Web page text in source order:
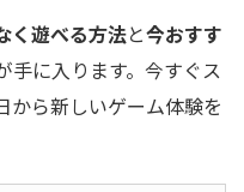
く遊べる方法と今おすす
手に入ります。今すぐス
から新しいゲーム体験を